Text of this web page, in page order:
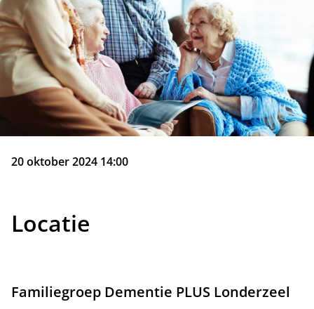
20 oktober 2024 14:00
Locatie
Familiegroep Dementie PLUS Londerzeel